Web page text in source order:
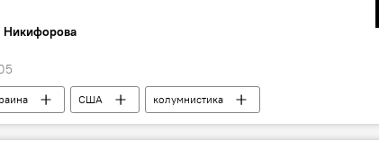
Никифорова
США
колумнистика
по защите Донбасса